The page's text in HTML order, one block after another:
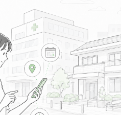
この周辺の募集を確認 →
気
院
辺